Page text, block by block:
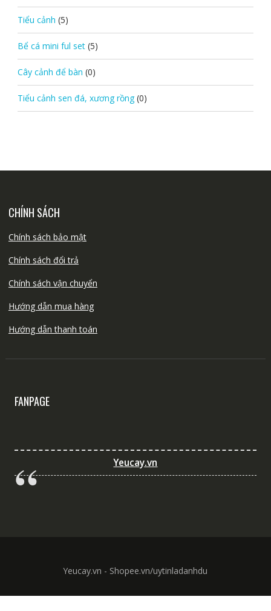
Tiểu cảnh (5)
Bể cá mini ful set (5)
Cây cảnh để bàn (0)
Tiểu cảnh sen đá, xương rồng (0)
CHÍNH SÁCH
Chính sách bảo mật
Chính sách đổi trả
Chính sách vận chuyển
Hướng dẫn mua hàng
Hướng dẫn thanh toán
FANPAGE
Yeucay.vn
Yeucay.vn - Shopee.vn/uytinladanhdu